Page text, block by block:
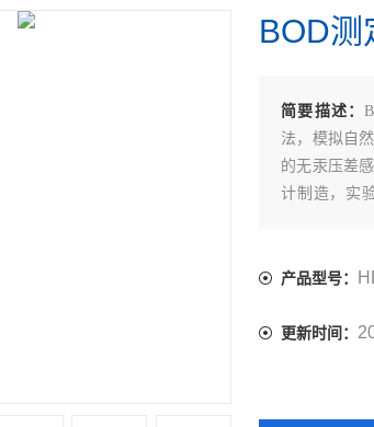
BOD测
简要描述：
法，模拟自
的无汞压差
计制造，实
产品型号：
更新时间：